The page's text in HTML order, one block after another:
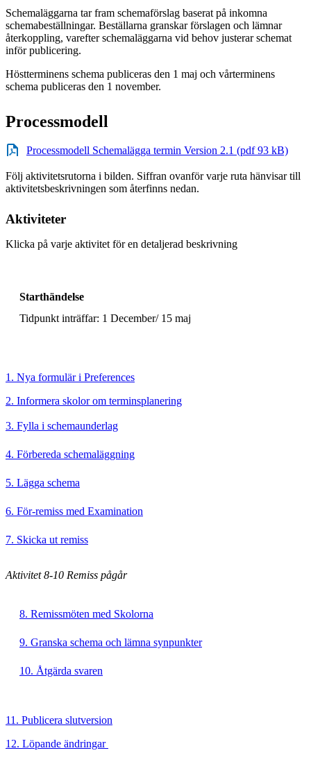
Schemaläggarna tar fram schemaförslag baserat på inkomna
schemabeställningar. Beställarna granskar förslagen och lämnar
återkoppling, varefter schemaläggarna vid behov justerar schemat
inför publicering.
Höstterminens schema publiceras den 1 maj och vårterminens
schema publiceras den 1 november.
Processmodell
Processmodell Schemalägga termin Version 2.1 (pdf 93 kB)
Följ aktivitetsrutorna i bilden. Siffran ovanför varje ruta hänvisar till
aktivitetsbeskrivningen som återfinns nedan.
Aktiviteter
Klicka på varje aktivitet för en detaljerad beskrivning
Starthändelse
Tidpunkt inträffar: 1 December/ 15 maj
1. Nya formulär i Preferences
2. Informera skolor om terminsplanering
3. Fylla i schemaunderlag
4. Förbereda schemaläggning
5. Lägga schema
6. För-remiss med Examination
7. Skicka ut remiss
Aktivitet 8-10 Remiss pågår
8. Remissmöten med Skolorna
9. Granska schema och lämna synpunkter
10. Åtgärda svaren
11. Publicera slutversion
12. Löpande ändringar